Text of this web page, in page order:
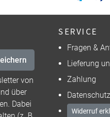
von
über
Dabei
SERVICE
Fragen &
Lieferung
Zahlung
Widerruf